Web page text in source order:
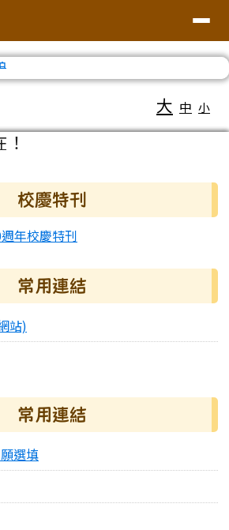
大 中 小
校慶特刊
常用連結
站)
常用連結
選填